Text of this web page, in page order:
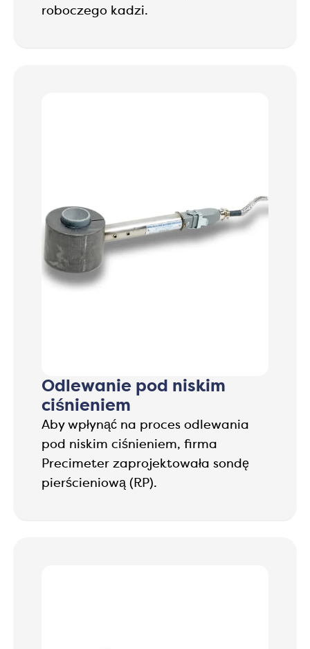
roboczego kadzi.
Odlewanie pod niskim
ciśnieniem
Aby wpłynąć na proces odlewania
pod niskim ciśnieniem, firma
Precimeter zaprojektowała sondę
pierścieniową (RP).